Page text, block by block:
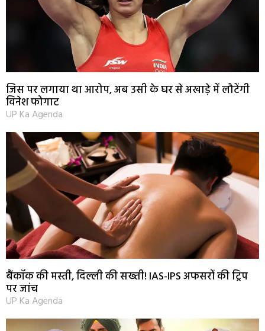
जिस पर लगाया था आरोप, अब उसी के घर से अखाड़े में लौटेंगी
विनेश फोगाट
UP Ka Agenda
बैंकॉक की मस्ती, दिल्ली की सख्ती! IAS-IPS अफसरों की ट्रिप
पर जांच
UP Ka Agenda